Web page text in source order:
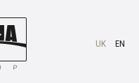
UK EN